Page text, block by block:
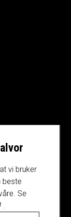
vi bruker
beste
Se
.